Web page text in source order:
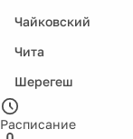
Чайковский
Чита
Шерегеш
Расписание